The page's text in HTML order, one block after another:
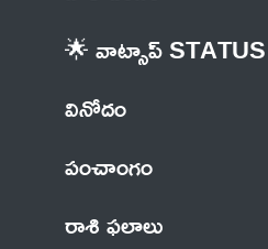
🌟 వాట్సాప్ STATUS
వినోదం
పంచాంగం
రాశి ఫలాలు